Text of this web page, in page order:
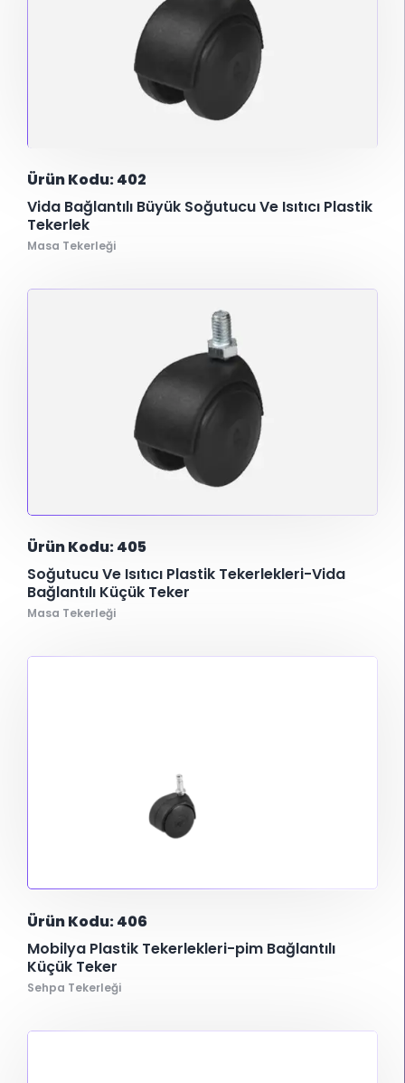
Ürün Kodu: 402
Vida Bağlantılı Büyük Soğutucu Ve Isıtıcı Plastik
Tekerlek
Masa Tekerleği
Ürün Kodu: 405
Soğutucu Ve Isıtıcı Plastik Tekerlekleri-Vida
Bağlantılı Küçük Teker
Masa Tekerleği
Ürün Kodu: 406
Mobilya Plastik Tekerlekleri-pim Bağlantılı
Küçük Teker
Sehpa Tekerleği